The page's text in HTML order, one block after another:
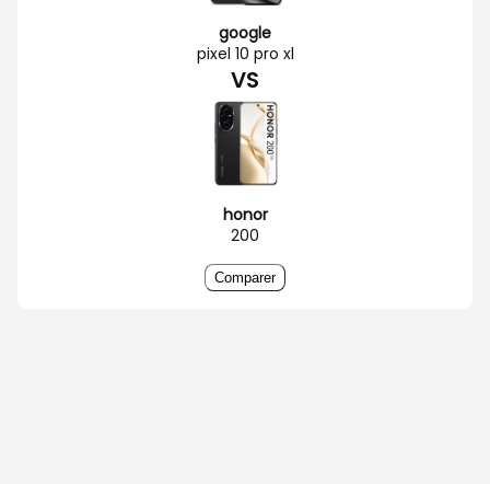
google
pixel 10 pro xl
VS
honor
200
Comparer